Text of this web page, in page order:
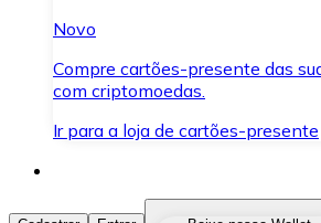
Novo
Compre cartões-presente das
com criptomoedas.
Ir para a loja de cartões-presente